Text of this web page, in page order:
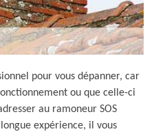
pour vous dépanner, car
ou que celle-ci
au ramoneur SOS
expérience, il vous